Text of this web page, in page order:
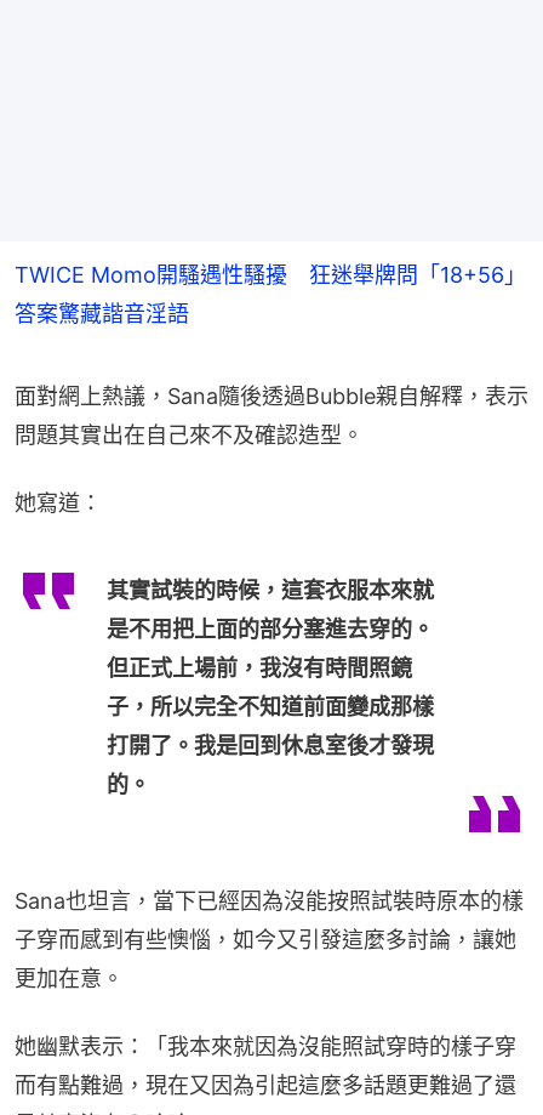
TWICE Momo開騷遇性騷擾 狂迷舉牌問「18+56」
答案驚藏諧音淫語
面對網上熱議，Sana隨後透過Bubble親自解釋，表示
問題其實出在自己來不及確認造型。
她寫道：
其實試裝的時候，這套衣服本來就
是不用把上面的部分塞進去穿的。
但正式上場前，我沒有時間照鏡
子，所以完全不知道前面變成那樣
打開了。我是回到休息室後才發現
的。
Sana也坦言，當下已經因為沒能按照試裝時原本的樣
子穿而感到有些懊惱，如今又引發這麼多討論，讓她
更加在意。
她幽默表示：「我本來就因為沒能照試穿時的樣子穿
而有點難過，現在又因為引起這麼多話題更難過了還